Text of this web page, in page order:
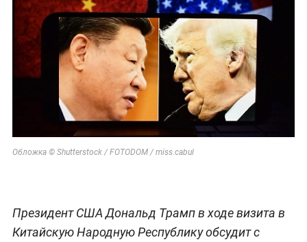
Обложка © Shutterstock / FOTODOM / miss.cabul
Президент США Дональд Трамп в ходе визита в
Китайскую Народную Республику обсудит с